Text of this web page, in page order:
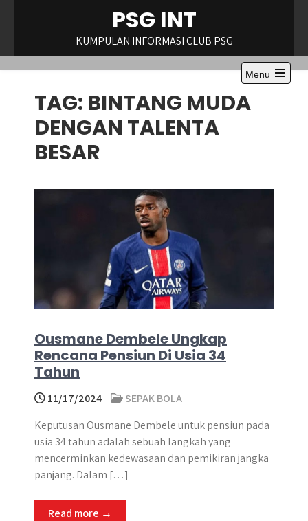
PSG INT
KUMPULAN INFORMASI CLUB PSG
Menu
Open
TAG: BINTANG MUDA
DENGAN TALENTA
BESAR
Ousmane Dembele Ungkap
Rencana Pensiun Di Usia 34
Tahun
11/17/2024
SEPAK BOLA
Keputusan Ousmane Dembele untuk pensiun pada
usia 34 tahun adalah sebuah langkah yang
mencerminkan kedewasaan dan pemikiran jangka
panjang. Dalam […]
Read more →